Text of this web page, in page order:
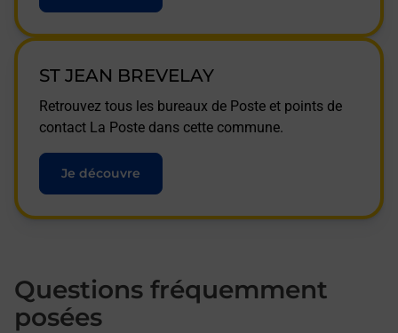
ST JEAN BREVELAY
Retrouvez tous les bureaux de Poste et points de
contact La Poste dans cette commune.
Je découvre
Questions fréquemment
posées